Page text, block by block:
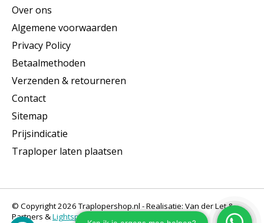
Over ons
Algemene voorwaarden
Privacy Policy
Betaalmethoden
Verzenden & retourneren
Contact
Sitemap
Prijsindicatie
Traploper laten plaatsen
© Copyright 2026 Traplopershop.nl - Realisatie: Van der Let &
Partners &Lightspeed